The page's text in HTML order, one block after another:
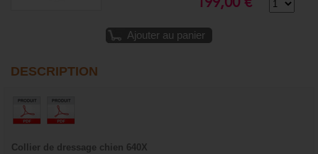
199,00 €
Ajouter au panier
DESCRIPTION
Collier de dressage chien 640X